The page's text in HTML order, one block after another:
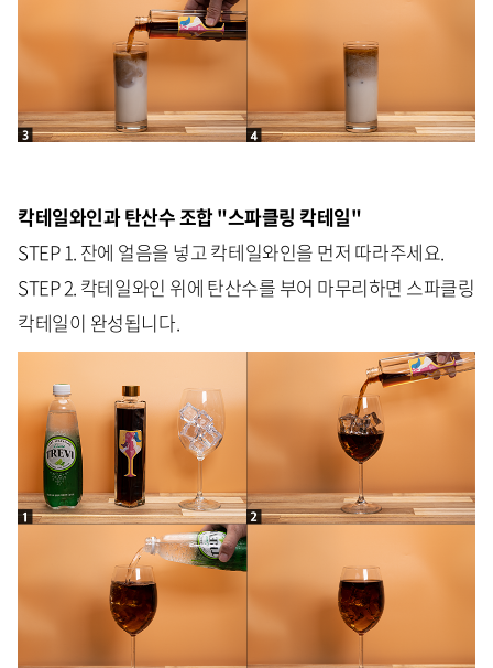
칵테일와인과 탄산수 조합 "스파클링 칵테일"
STEP 1. 잔에 얼음을 넣고 칵테일와인을 먼저 따라주세요.
STEP 2. 칵테일와인 위에 탄산수를 부어 마무리하면 스파클링
칵테일이 완성됩니다.